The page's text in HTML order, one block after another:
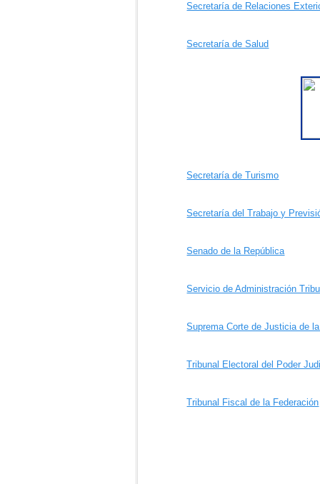
Secretaría de Relaciones
Secretaría de Salud
Secretaría de Turismo
Secretaría del Trabajo y
Senado de la República
Servicio de Administración
Suprema Corte de Justicia de
Tribunal Electoral del Poder
Tribunal Fiscal de la Federación